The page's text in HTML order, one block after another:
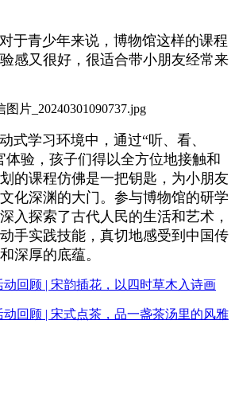
青少年来说，博物馆这样的课程
感又很好，很适合带小朋友经常来
学习环境中，通过“听、看、
体验，孩子们得以全方位地接触和
的课程仿佛是一把钥匙，为小朋友
化深渊的大门。参与博物馆的研学
入探索了古代人民的生活和艺术，
手实践技能，真切地感受到中国传
深厚的底蕴。
动回顾 | 宋韵插花，以四时草木入诗画
动回顾 | 宋式点茶，品一盏茶汤里的风雅